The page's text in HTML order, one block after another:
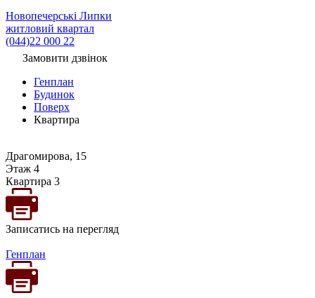
Новопечерські Липки
житловий квартал
(044)22 000 22
Замовити дзвінок
Генплан
Будинок
Поверх
Квартира
Драгомирова, 15
Этаж 4
Квартира 3
Записатись на перегляд
Генплан